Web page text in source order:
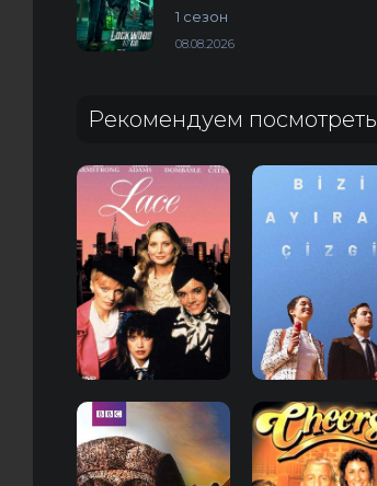
1 сезон
08.08.2026
Рекомендуем посмотреть